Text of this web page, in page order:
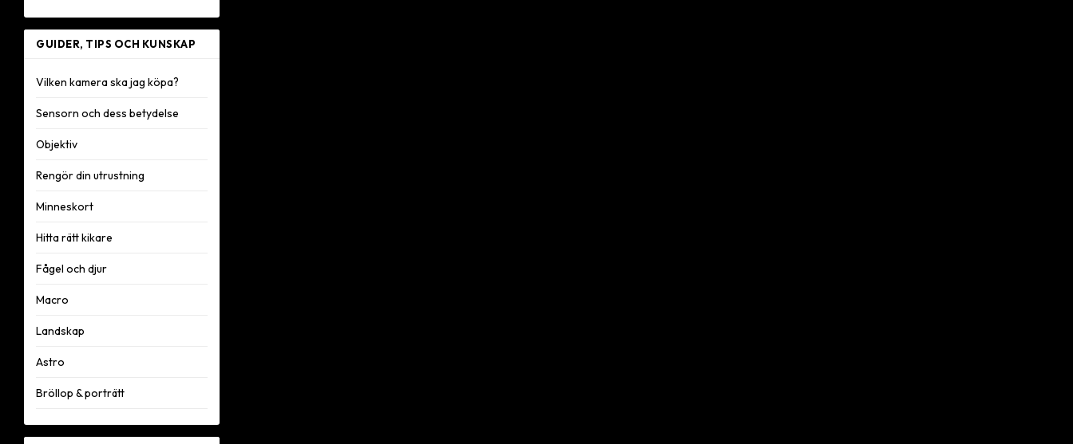
GUIDER, TIPS OCH KUNSKAP
Vilken kamera ska jag köpa?
Sensorn och dess betydelse
Objektiv
Rengör din utrustning
Minneskort
Hitta rätt kikare
Fågel och djur
Macro
Landskap
Astro
Bröllop & porträtt